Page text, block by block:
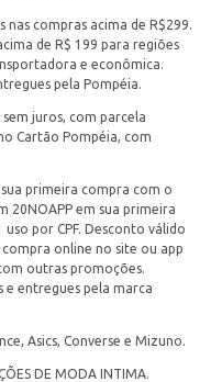
nas compras acima de R$299.
de R$ 199 para regiões
e econômica.
pela Pompéia.
sem juros, com parcela
Cartão Pompéia, com
sua primeira compra com o
20NOAPP em sua primeira
por CPF. Desconto válido
online no site ou app
outras promoções.
e entregues pela marca
Asics, Converse e Mizuno.
DE MODA INTIMA.